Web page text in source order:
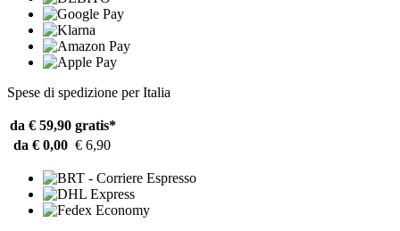
Spese di spedizione per Italia
da € 59,90 gratis*
da € 0,00 € 6,90